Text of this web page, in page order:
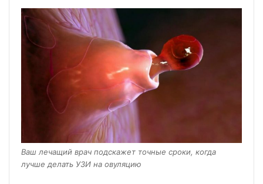
Ваш лечащий врач подскажет точные сроки, когда
лучше делать УЗИ на овуляцию